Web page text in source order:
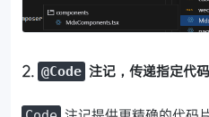
2. @Code 注记，传递指定代